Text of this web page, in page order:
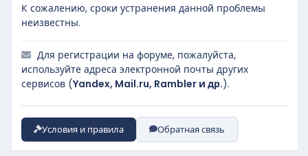
К сожалению, сроки устранения данной проблемы
неизвестны.
Для регистрации на форуме, пожалуйста,
используйте адреса электронной почты других
сервисов (Yandex, Mail.ru, Rambler и др.).
Условия и правила Обратная связь